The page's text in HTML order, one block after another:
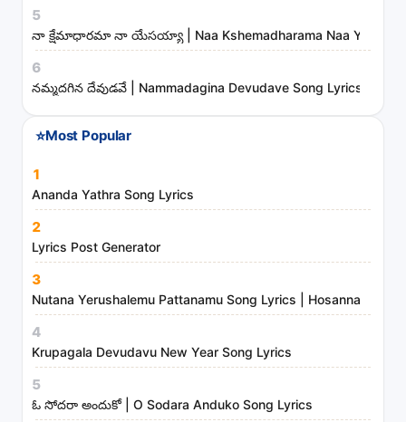
t
s
d
m
i
s
t
r
i
e
s
5
నా క్షేమాధారమా నా యేసయ్యా | Naa Kshemadharama Naa Yesayya
6
నమ్మదగిన దేవుడవే | Nammadagina Devudave Song Lyrics
⭐Most Popular
1
Ananda Yathra Song Lyrics
2
Lyrics Post Generator
3
Nutana Yerushalemu Pattanamu Song Lyrics | Hosanna
4
Krupagala Devudavu New Year Song Lyrics
5
ఓ సోదరా అందుకో | O Sodara Anduko Song Lyrics